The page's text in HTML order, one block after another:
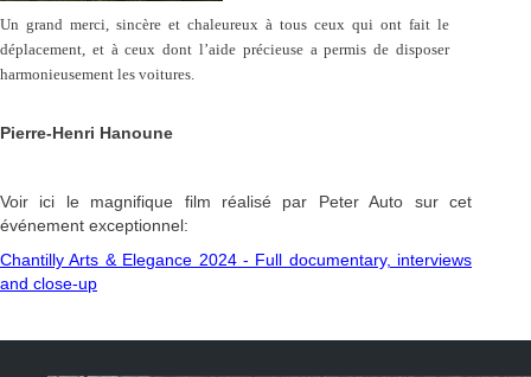
Un grand merci, sincère et chaleureux à tous ceux qui ont fait le
déplacement, et à ceux dont l’aide précieuse a permis de disposer
harmonieusement les voitures.
Pierre-Henri Hanoune
Voir ici le magnifique film réalisé par Peter Auto sur cet
événement exceptionnel:
Chantilly Arts & Elegance 2024 - Full documentary, interviews
and close-up